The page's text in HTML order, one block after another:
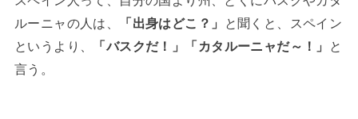
ルーニャの人は、
「出身はどこ？」
と聞くと、スペイン
というより、
「バスクだ！」「カタルーニャだ～！」
と
言う。